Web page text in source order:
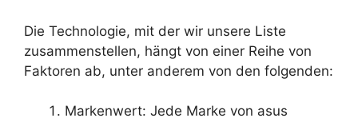
Die Technologie, mit der wir unsere Liste
zusammenstellen, hängt von einer Reihe von
Faktoren ab, unter anderem von den folgenden:
Markenwert: Jede Marke von asus